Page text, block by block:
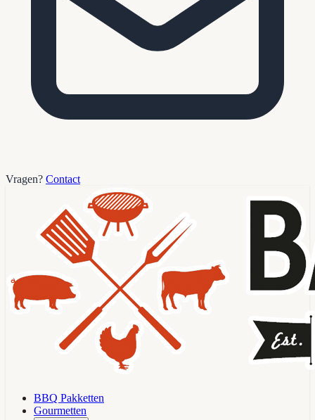
Vragen? Contact
BBQ Pakketten
Gourmetten